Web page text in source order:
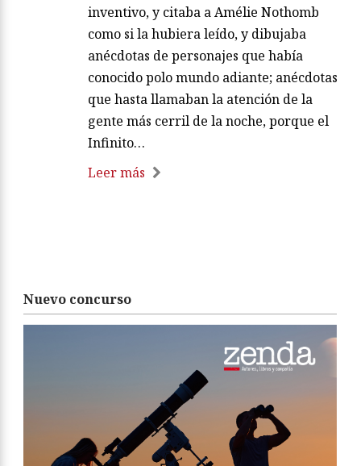
inventivo, y citaba a Amélie Nothomb
como si la hubiera leído, y dibujaba
anécdotas de personajes que había
conocido polo mundo adiante; anécdotas
que hasta llamaban la atención de la
gente más cerril de la noche, porque el
Infinito…
Leer más
Nuevo concurso